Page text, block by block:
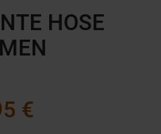
HOSE
€